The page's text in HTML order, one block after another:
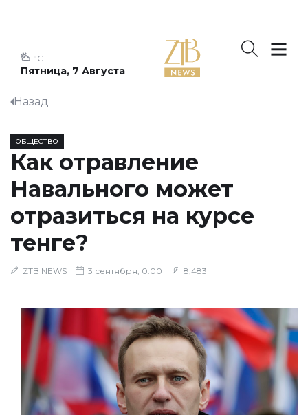
Пятница, 7 Августа
°C
Назад
ОБЩЕСТВО
Как отравление
Навального может
отразиться на курсе
тенге?
ZTB NEWS 3 сентября, 0:00 8,483